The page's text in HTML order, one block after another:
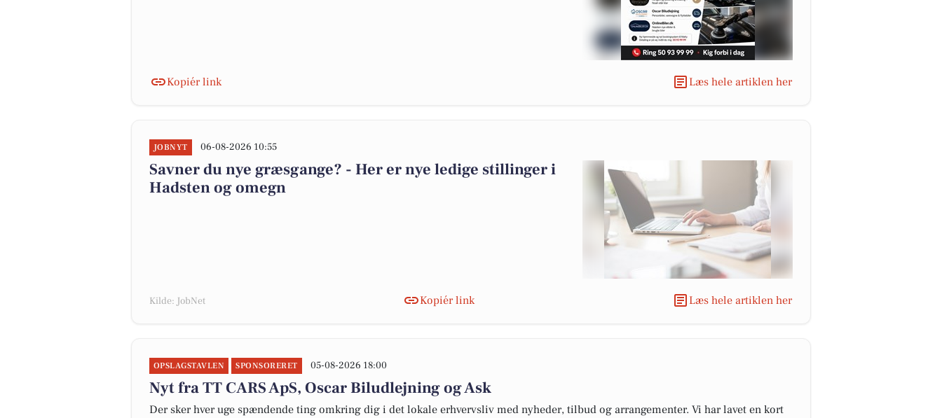
Kopiér link Læs hele artiklen her
JOBNYT 06-08-2026 10:55
Savner du nye græsgange? - Her er nye ledige stillinger i
Hadsten og omegn
Kilde: JobNet Kopiér link Læs hele artiklen her
OPSLAGSTAVLEN SPONSORERET 05-08-2026 18:00
Nyt fra TT CARS ApS, Oscar Biludlejning og Ask
Der sker hver uge spændende ting omkring dig i det lokale erhvervsliv med nyheder, tilbud og arrangementer. Vi har lavet en kort